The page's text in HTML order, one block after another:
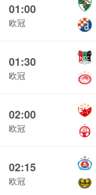
01:00
欧冠
01:30
欧冠
02:00
欧冠
02:15
欧冠